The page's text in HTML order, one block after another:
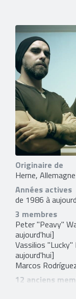
Originaire de
Herne, Allemagne
Années actives
de 1986 à
3 membres
Peter "Peavy"
aujourd'hui]
Vassilios
aujourd'hui]
Marcos
12 anciens